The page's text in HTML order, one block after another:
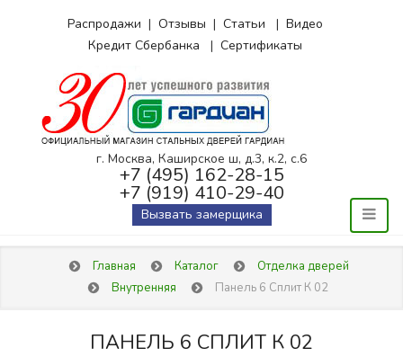
Распродажи | Отзывы | Статьи | Видео
Кредит Сбербанка | Сертификаты
г. Москва, Каширское ш, д.3, к.2, с.6
+7 (495) 162-28-15
+7 (919) 410-29-40
Вызвать замерщика
Главная Каталог
Отделка дверей
Внутренняя
Панель 6 Сплит К 02
ПАНЕЛЬ 6 СПЛИТ К 02